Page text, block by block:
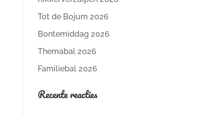
Tot de Bojum 2026
Bontemiddag 2026
Themabal 2026
Familiebal 2026
Recente reacties